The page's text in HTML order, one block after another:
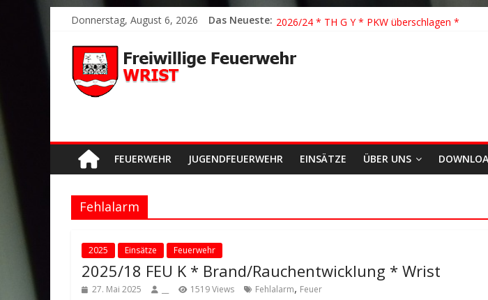
Donnerstag, August 6, 2026 Das Neueste: 2026/21 Löschhilfe * FEU WALD * Feuer/
2026/23 TH K Y * Person in festsitzendem
2026/22 TH Y * VU * 1 Person klemmt *
FEUERWEHR JUGENDFEUERWEHR EINSÄTZE ÜBER UNS
Fehlalarm
2025 Einsätze Feuerwehr
2025/18 FEU K * Brand/Rauchentwicklung * Wrist
27. Mai 2025 1519 Views Fehlalarm, Feuer